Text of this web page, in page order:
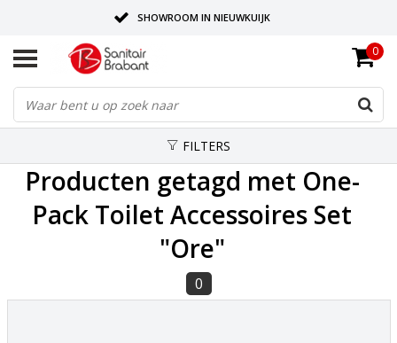
SHOWROOM IN NIEUWKUIJK
BEZORGING OP AFSPRAAK
LEVERING EN REALISATIE ONDER EEN DAK!
0
FILTERS
Producten getagd met One-
Pack Toilet Accessoires Set
"Ore"
0